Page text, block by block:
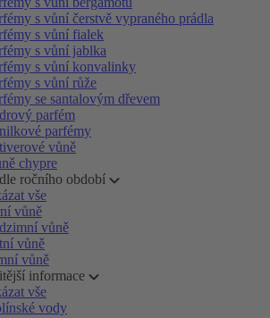
s vůní čerstvě vypraného prádla
s vůní fialek
s vůní jablka
s vůní konvalinky
s vůní růže
se santalovým dřevem
parfém
parfémy
vůně
chypre
ročního období
vše
vůně
vůně
vůně
vůně
informace
vše
vody